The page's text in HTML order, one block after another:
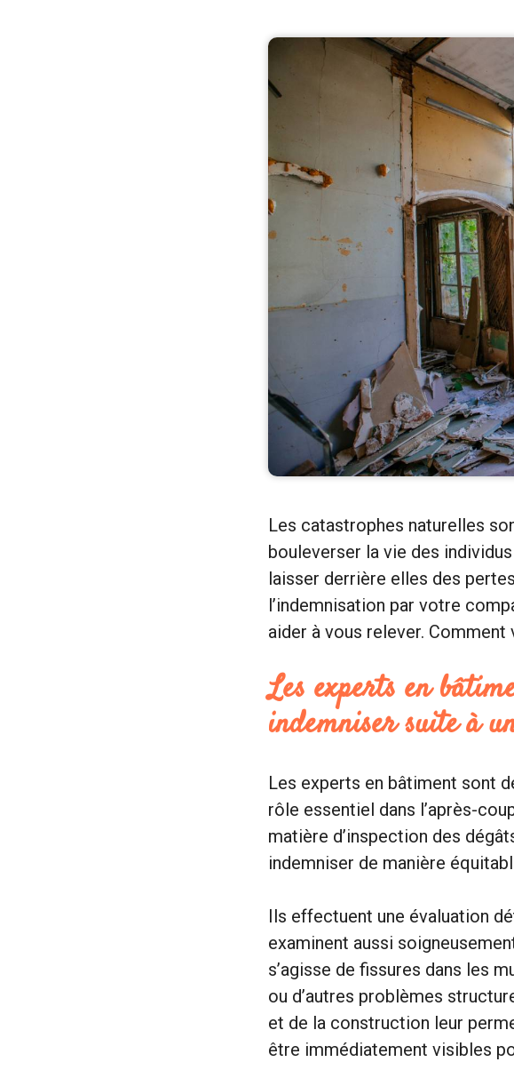
Les catastrophes naturelles
bouleverser la vie des
laisser derrière elles des
l’indemnisation par votre
aider à vous relever.
Les experts en
indemniser suite à
Les experts en bâtiment sont
rôle essentiel dans l’après-
matière d’inspection des
indemniser de manière
Ils effectuent une évaluation
examinent aussi
s’agisse de fissures dans les
ou d’autres problèmes
et de la construction leur
être immédiatement visibles